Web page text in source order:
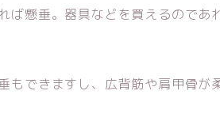
ば懸垂。器具などを買えるのであ
もできますし、広背筋や肩甲骨が